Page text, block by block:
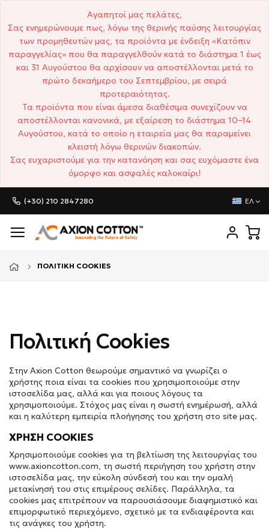
Αγαπητοί μας πελάτες,
Σας ενημερώνουμε πως, λόγω της θερινής παύσης λειτουργίας
των προμηθευτών μας, τα προϊόντα με ένδειξη «Κατόπιν
παραγγελίας» που θα παραγγελθούν κατά το διάστημα 1 έως
και 31 Αυγούστου θα αρχίσουν να αποστέλλονται μετά το
πρώτο δεκαήμερο του Σεπτεμβρίου, με σειρά
προτεραιότητας.
Τα προϊόντα που είναι άμεσα διαθέσιμα συνεχίζουν να
αποστέλλονται κανονικά, με εξαίρεση το διάστημα 10–14
Αυγούστου, κατά το οποίο η εταιρεία μας θα παραμείνει
κλειστή λόγω θερινών διακοπών.
Σας ευχαριστούμε για την κατανόηση και σας ευχόμαστε ένα
όμορφο και ασφαλές καλοκαίρι!
(+30) 210 2847280 ΕΛ
ΠΟΛΙΤΙΚΉ COOKIES
Πολιτική Cookies
Στην Axion Cotton θεωρούμε σημαντικό να γνωρίζει ο
χρήστης ποια είναι τα cookies που χρησιμοποιούμε στην
ιστοσελίδα μας, αλλά και για ποιους λόγους τα
χρησιμοποιούμε. Στόχος μας είναι η σωστή ενημέρωσή, αλλά
και η καλύτερη εμπειρία πλοήγησης του χρήστη στο site μας.
ΧΡΗΣΗ COOKIES
Χρησιμοποιούμε cookies για τη βελτίωση της λειτουργίας του
www.axioncotton.com, τη σωστή περιήγηση του χρήστη στην
ιστοσελίδα μας, την εύκολη σύνδεσή του και την ομαλή
μετακίνησή του στις επιμέρους σελίδες. Παράλληλα, τα
cookies μας επιτρέπουν να παρουσιάσουμε διαφημιστικό και
επιμορφωτικό περιεχόμενο, σχετικό με τα ενδιαφέροντα και
τις ανάγκες του χρήστη.